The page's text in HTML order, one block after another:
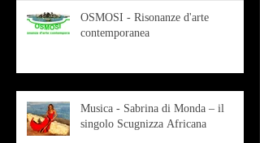
OSMOSI - Risonanze d'arte
contemporanea
Musica - Sabrina di Monda – il
singolo Scugnizza Africana